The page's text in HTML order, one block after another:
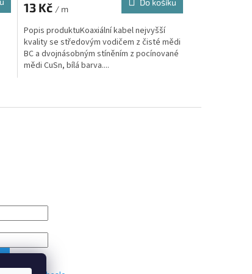
13 Kč / m
Popis produktuKoaxiální kabel nejvyšší
kvality se středovým vodičem z čisté mědi
BC a dvojnásobným stíněním z pocínované
mědi CuSn, bílá barva....